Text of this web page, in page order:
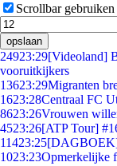
Scrollbar gebruiken
opslaan
24923:29[Videoland]
vooruitkijkers
13623:29Migranten
1623:28Centraal FC
8623:26Vrouwen
4523:26[ATP Tour]
11423:25[DAGBOEK]
1023:23Opmerkelijke